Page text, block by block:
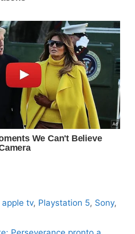
apple tv, Playstation 5, Sony,